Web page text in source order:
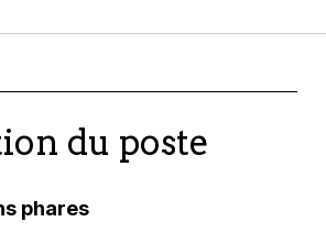
du poste
phares